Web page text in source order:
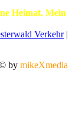
Heimat. Mein
Verkehr|
by mikeXmedia